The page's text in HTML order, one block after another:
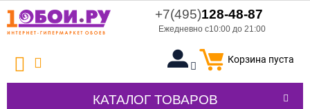
+7(495)128-48-87
Ежедневно с10:00 до 21:00
Корзина пуста
КАТАЛОГ ТОВАРОВ